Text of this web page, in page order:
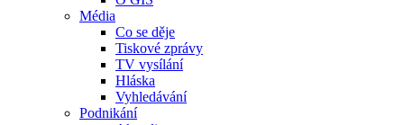
Média
Co se děje
Tiskové zprávy
TV vysílání
Hláska
Vyhledávání
Podnikání